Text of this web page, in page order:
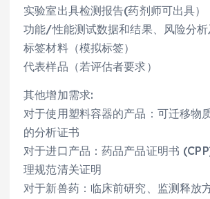
实验室出具检测报告(药剂师可出具）
功能/性能测试数据和结果、风险分
标签材料（模拟标签）
代表样品（若评估者要求）
其他增加需求:
对于使用塑料容器的产品：可迁移物
的分析证书
对于进口产品：药品产品证明书
理规范清关证明
对于新兽药：临床前研究、监测释放